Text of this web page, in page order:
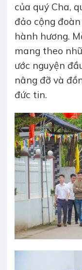
của quý Cha,
đảo cộng
hành hương.
mang theo
ước nguyện
nâng đỡ và
đức tin.